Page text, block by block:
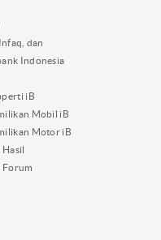
dan
Indonesia
iB
Mobil iB
Motor iB
Forum